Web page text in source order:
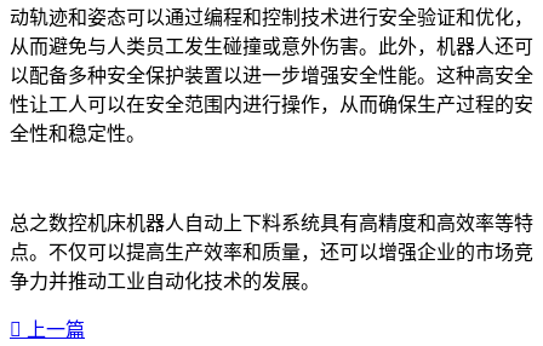
动轨迹和姿态可以通过编程和控制技术进行安全验证和优化，
从而避免与人类员工发生碰撞或意外伤害。此外，机器人还可
以配备多种安全保护装置以进一步增强安全性能。这种高安全
性让工人可以在安全范围内进行操作，从而确保生产过程的安
全性和稳定性。
总之数控机床机器人自动上下料系统具有高精度和高效率等特
点。不仅可以提高生产效率和质量，还可以增强企业的市场竞
争力并推动工业自动化技术的发展。‍
上一篇